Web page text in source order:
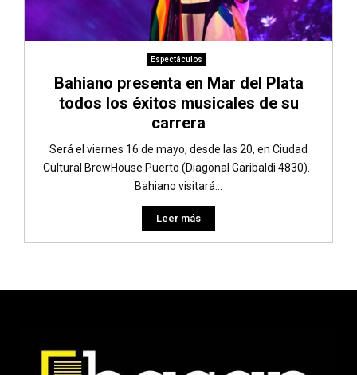
Espectáculos
Bahiano presenta en Mar del Plata
todos los éxitos musicales de su
carrera
Será el viernes 16 de mayo, desde las 20, en Ciudad
Cultural BrewHouse Puerto (Diagonal Garibaldi 4830).
Bahiano visitará...
Leer más